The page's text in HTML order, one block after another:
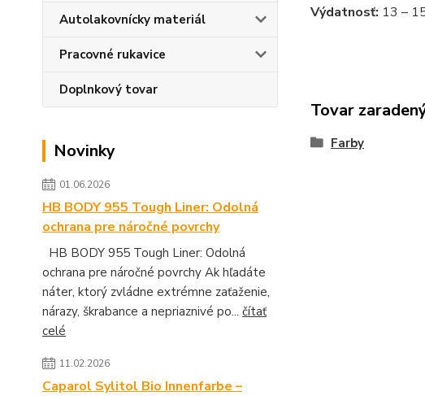
Autolakovnícky materiál
Pracovné rukavice
Doplnkový tovar
Novinky
01.06.2026
HB BODY 955 Tough Liner: Odolná
ochrana pre náročné povrchy
HB BODY 955 Tough Liner: Odolná
ochrana pre náročné povrchy Ak hľadáte
náter, ktorý zvládne extrémne zaťaženie,
nárazy, škrabance a nepriaznivé po... čítať
celé
11.02.2026
Caparol Sylitol Bio Innenfarbe –
Výdatnosť: 13 –
Tovar
Farby